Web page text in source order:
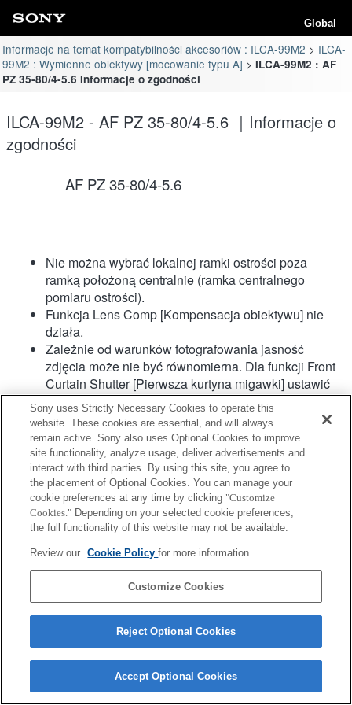
Global
Informacje na temat kompatybilności akcesoriów : ILCA-99M2
ILCA-
99M2 : Wymienne obiektywy [mocowanie typu A]
ILCA-99M2 : AF
PZ 35-80/4-5.6 Informacje o zgodności
ILCA-99M2 - AF PZ 35-80/4-5.6 ｜Informacje o
zgodności
AF PZ 35-80/4-5.6
Nie można wybrać lokalnej ramki ostrości poza
ramką położoną centralnie (ramka centralnego
pomiaru ostrości).
Funkcja Lens Comp [Kompensacja obiektywu] nie
działa.
Zależnie od warunków fotografowania jasność
zdjęcia może nie być równomierna. Dla funkcji Front
Curtain Shutter [Pierwsza kurtyna migawki] ustawić
wartość Off [Wył.].
Podczas nagrywania filmu z użyciem autofokusu
dźwięk pracy obiektywu może się również nagrać.
Kompensacja drgań jest dostępna w przypadku 3
osi (tzw. kąty RPY) za pomocą funkcji SteadyShot
INSIDE.
Hybrydowy AF z detekcją fazy nie jest obsługiwany.
Copyright 2026 Sony Corporation
Sony uses Strictly Necessary Cookies to operate this
website. These cookies are essential, and will always
remain active. Sony also uses Optional Cookies to improve
site functionality, analyze usage, deliver advertisements and
interact with third parties. By using this site, you agree to
the placement of Optional Cookies. You can manage your
cookie preferences at any time by clicking "Customize
Cookies." Depending on your selected cookie preferences,
the full functionality of this website may not be available.
Review our Cookie Policyfor more information.
Customize Cookies
Reject Optional Cookies
Accept Optional Cookies